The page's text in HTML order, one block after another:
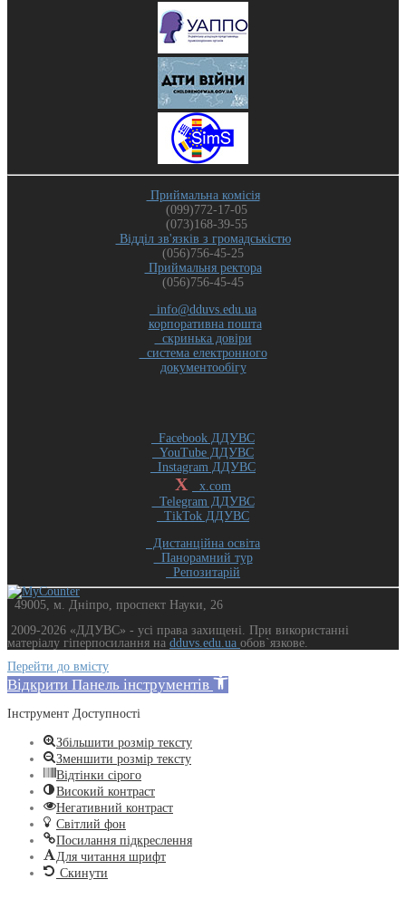
Приймальна комісія
(099)772-17-05
(073)168-39-55
Відділ зв'язків з громадськістю
(056)756-45-25
Приймальня ректора
(056)756-45-45
info@dduvs.edu.ua
корпоративна пошта
скринька довіри
система електронного
документообігу
Facebook ДДУВС
YouTube ДДУВС
Instagram ДДУВС
X
x.com
Telegram ДДУВС
TikTok ДДУВС
Дистанційна освіта
Панорамний тур
Репозитарій
49005, м. Дніпро, проспект Науки, 26
2009-2026 «ДДУВС» - усi права захищенi. При використанні
матеріалу гіперпосилання на dduvs.edu.ua обов`язкове.
Перейти до вмісту
Відкрити Панель інструментів
Інструмент Доступності
Збільшити розмір тексту
Зменшити розмір тексту
Відтінки сірого
Високий контраст
Негативний контраст
Світлий фон
Посилання підкреслення
Для читання шрифт
Скинути